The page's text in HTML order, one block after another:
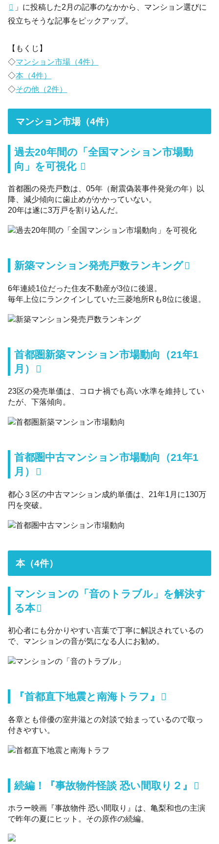
」に投稿した2月の記事のなかから、マンション選びに
役立ちそうな記事をピックアップ。
【もくじ】
◇マンション市場（4件）
◇本（4件）
◇その他（2件）
マンション市場（4件）
過去20年間の「全国マンション市場動
向」を可視化
首都圏の発売戸数は、05年（耐震偽装事件発覚の年）以
降、減少傾向に歯止めがかかっていない。
20年は遂に3万戸を割り込んだ。
新築マンション発売戸数ランキング
6年連続1位だった住友不動産が3位に後退。
毎年上位にランクインしていた三菱地所Rも8位に後退。
首都圏新築マンション市場動向（21年1
月）
23区の発売単価は、コロナ禍でも高い水準を維持してい
たが、下落傾向。
首都圏中古マンション市場動向（21年1
月）
都心３区の中古マンション成約単価は、21年1月に130万
円を突破。
本（4件）
マンションの「音のトラブル」を解決す
る本
初心者にも分かりやすい言葉で丁寧に解説されているの
で、マンションの音が気になる人にお勧め。
『首都直下地震と南海トラフ』
各章とも俳優の室井滋との対談で始まっているので取っ
付きやすい。
続編！『事故物件怪談 恐い間取り２』
ホラー映画『事故物件 恐い間取り』は、亀梨和也の主演
で昨年の夏にヒット。その原作の続編。